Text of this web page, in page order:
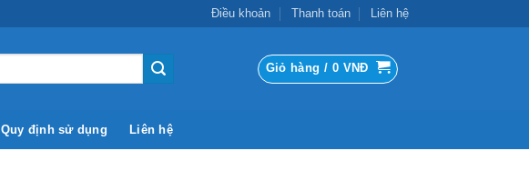
Điều khoản Thanh toán Liên hệ
Giỏ hàng / 0 VNĐ
Quy định sử dụng Liên hệ